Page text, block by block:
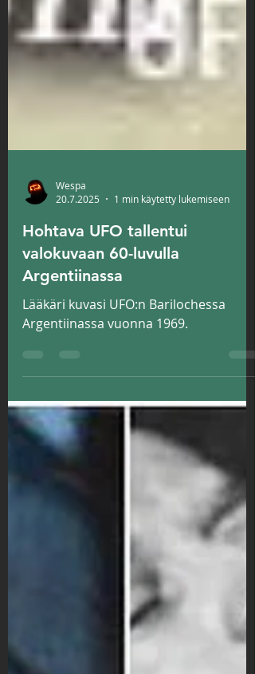
20.7.2025
1 min käytetty lukemiseen
Hohtava UFO tallentui
valokuvaan 60-luvulla
Argentiinassa
Lääkäri kuvasi UFO:n Barilochessa